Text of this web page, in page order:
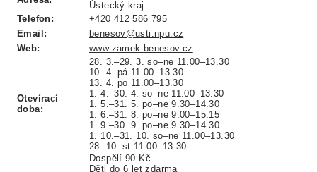
Ústecký kraj
Telefon:
+420 412 586 795
Email:
benesov@usti.npu.cz
Web:
www.zamek-benesov.cz
Otevírací
doba:
28. 3.–29. 3. so–ne 11.00–13.30
10. 4. pá 11.00–13.30
13. 4. po 11.00–13.30
1. 4.–30. 4. so–ne 11.00–13.30
1. 5.–31. 5. po–ne 9.30–14.30
1. 6.–31. 8. po–ne 9.00–15.15
1. 9.–30. 9. po–ne 9.30–14.30
1. 10.–31. 10. so–ne 11.00–13.30
28. 10. st 11.00–13.30
Dospělí 90 Kč
Děti do 6 let zdarma